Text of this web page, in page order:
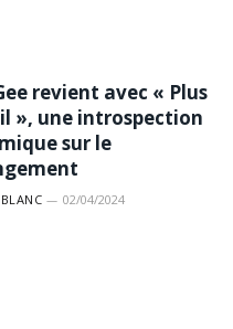
revient avec « Plus
», une introspection
sur le
02/04/2024